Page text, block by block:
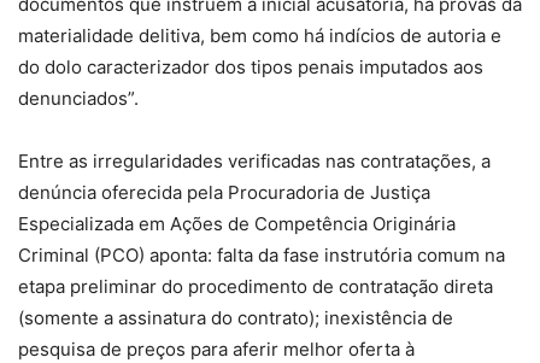
documentos que instruem a inicial acusatória, há provas da
materialidade delitiva, bem como há indícios de autoria e
do dolo caracterizador dos tipos penais imputados aos
denunciados”.
Entre as irregularidades verificadas nas contratações, a
denúncia oferecida pela Procuradoria de Justiça
Especializada em Ações de Competência Originária
Criminal (PCO) aponta: falta da fase instrutória comum na
etapa preliminar do procedimento de contratação direta
(somente a assinatura do contrato); inexistência de
pesquisa de preços para aferir melhor oferta à